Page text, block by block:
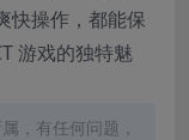
快操作，都能保
游戏的独特魅
，有任何问题，